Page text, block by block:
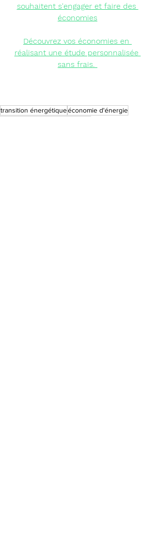
souhaitent s'engager et faire des
économies
Découvrez vos économies en
réalisant une étude personnalisée
sans frais.
transition énergétiqueéconomie d'énergie